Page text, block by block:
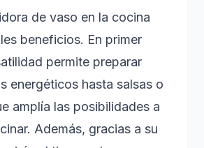
de vaso en la cocina
beneficios. En primer
permite preparar
energéticos hasta salsas o
amplía las posibilidades a
Además, gracias a su